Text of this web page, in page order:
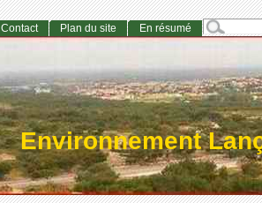
Environnement
Contact Plan du site En résumé